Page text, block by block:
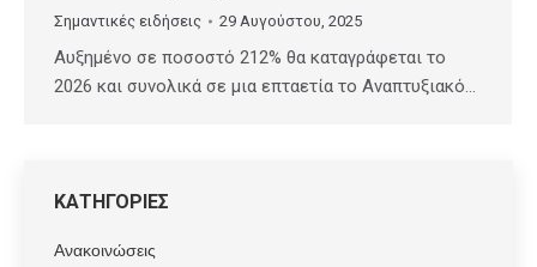
Σημαντικές ειδήσεις 29 Αυγούστου, 2025
Αυξημένο σε ποσοστό 212% θα καταγράφεται το
2026 και συνολικά σε μια επταετία το Αναπτυξιακό…
ΚΑΤΗΓΟΡΙΕΣ
Ανακοινώσεις